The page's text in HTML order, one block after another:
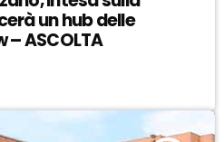
un hub delle
– ASCOLTA